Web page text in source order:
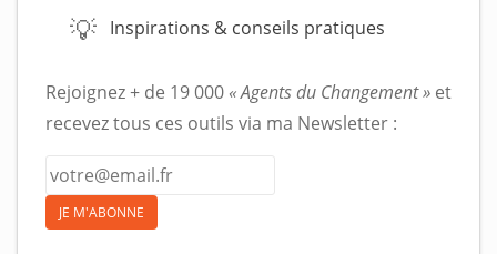
💡 Inspirations & conseils pratiques
Rejoignez + de 19 000 « Agents du Changement » et
recevez tous ces outils via ma Newsletter :
JE M'ABONNE